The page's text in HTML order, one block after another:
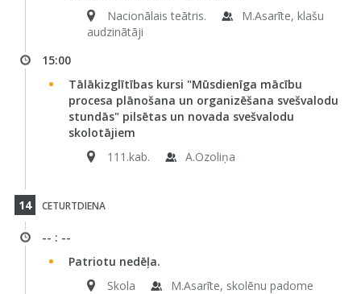
Nacionālais teātris.
M.Asarīte, klašu
audzinātāji
15:00
Tālākizglītības kursi "Mūsdienīga mācību
procesa plānošana un organizēšana svešvalodu
stundās" pilsētas un novada svešvalodu
skolotājiem
111.kab.
A.Ozoliņa
14 CETURTDIENA
-- : --
Patriotu nedēļa.
Skola
M.Asarīte, skolēnu padome